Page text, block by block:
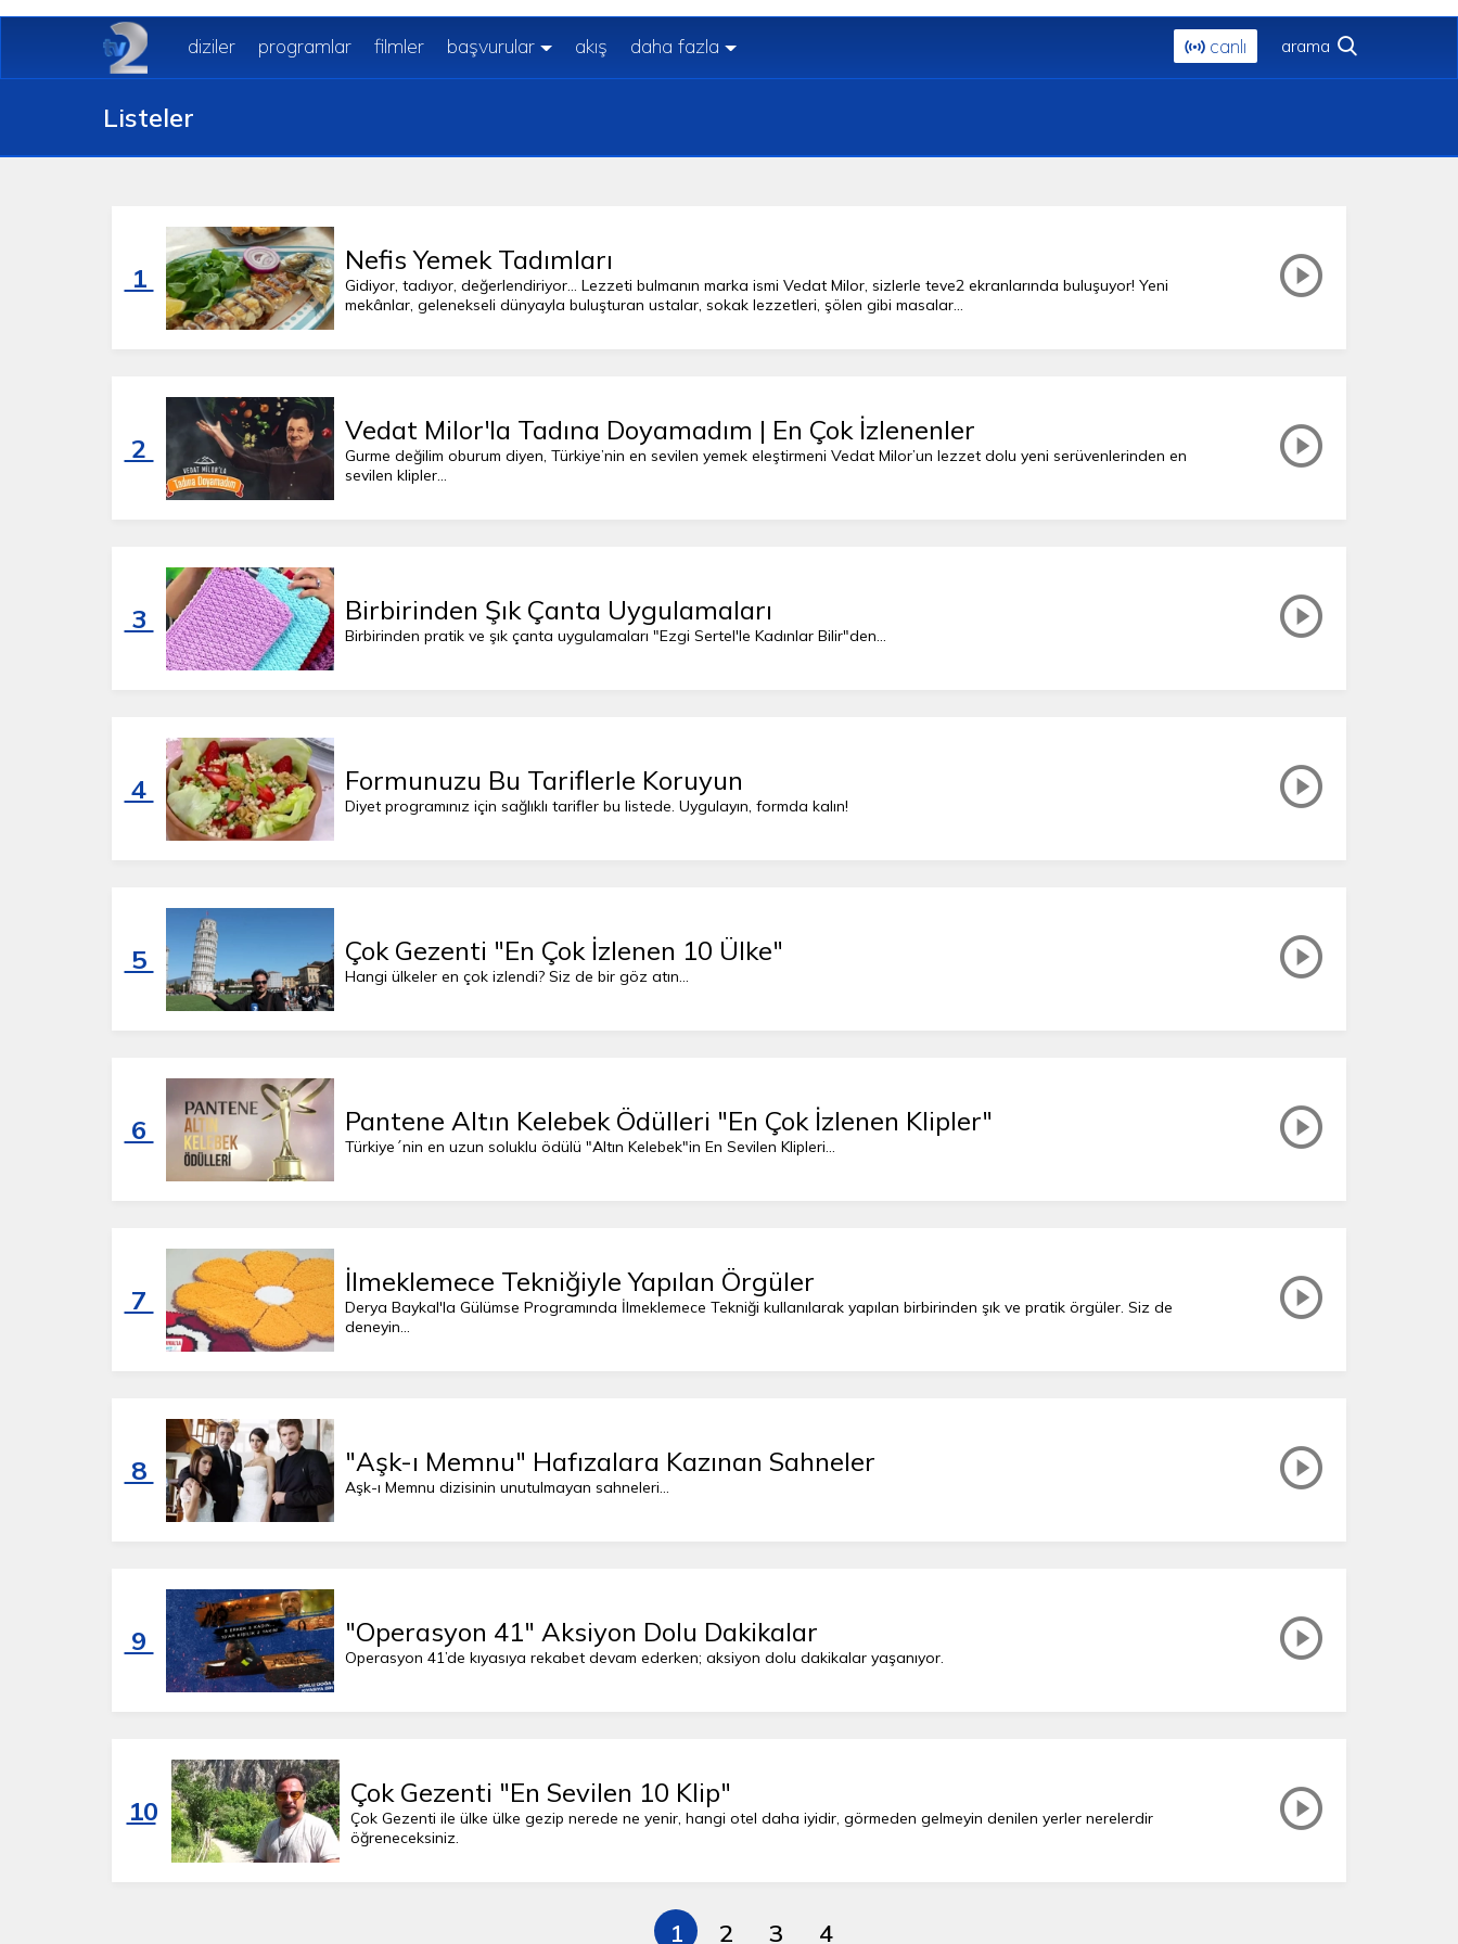
diziler programlar filmler başvurular akış daha fazla canlı
Listeler
1
Nefis Yemek Tadımları
Gidiyor, tadıyor, değerlendiriyor… Lezzeti bulmanın marka ismi Vedat Milor, sizlerle teve2 ekranlarında buluşuyor! Yeni
mekânlar, gelenekseli dünyayla buluşturan ustalar, sokak lezzetleri, şölen gibi masalar…
2
Vedat Milor'la Tadına Doyamadım | En Çok İzlenenler
Gurme değilim oburum diyen, Türkiye’nin en sevilen yemek eleştirmeni Vedat Milor’un lezzet dolu yeni serüvenlerinden en
sevilen klipler...
3 Birbirinden Şık Çanta Uygulamaları
Birbirinden pratik ve şık çanta uygulamaları "Ezgi Sertel'le Kadınlar Bilir"den...
4 Formunuzu Bu Tariflerle Koruyun
Diyet programınız için sağlıklı tarifler bu listede. Uygulayın, formda kalın!
5 Çok Gezenti "En Çok İzlenen 10 Ülke"
Hangi ülkeler en çok izlendi? Siz de bir göz atın...
6 Pantene Altın Kelebek Ödülleri "En Çok İzlenen Klipler"
Türkiye´nin en uzun soluklu ödülü "Altın Kelebek"in En Sevilen Klipleri...
7
İlmeklemece Tekniğiyle Yapılan Örgüler
Derya Baykal'la Gülümse Programında İlmeklemece Tekniği kullanılarak yapılan birbirinden şık ve pratik örgüler. Siz de
deneyin...
8 "Aşk-ı Memnu" Hafızalara Kazınan Sahneler
Aşk-ı Memnu dizisinin unutulmayan sahneleri...
9 "Operasyon 41" Aksiyon Dolu Dakikalar
Operasyon 41’de kıyasıya rekabet devam ederken; aksiyon dolu dakikalar yaşanıyor.
10
Çok Gezenti "En Sevilen 10 Klip"
Çok Gezenti ile ülke ülke gezip nerede ne yenir, hangi otel daha iyidir, görmeden gelmeyin denilen yerler nerelerdir
öğreneceksiniz.
1 2 3 4